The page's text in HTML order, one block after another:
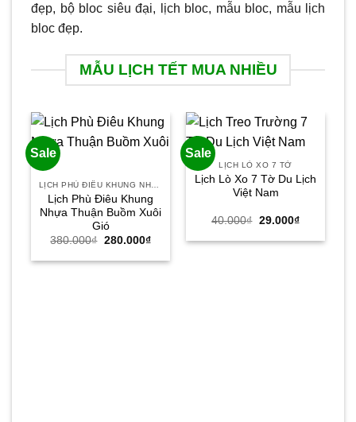
đẹp, bộ bloc siêu đại, lịch bloc, mẫu bloc, mẫu lịch
bloc đẹp.
MẪU LỊCH TẾT MUA NHIỀU
Sale
Lịch Phù Điêu Khung
Nhựa Thuận Buồm Xuôi
Gió
380.000₫ Giá
là:
280.000₫Giá
tại
Sale
LỊCH LÒ XO 7 TỜ
Lịch Lò Xo 7 Tờ Du Lịch
Việt Nam
40.000₫ Giá
là:
29.000₫Giá
tại